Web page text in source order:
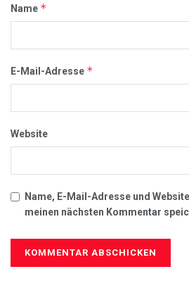
Name *
E-Mail-Adresse *
Website
Name, E-Mail-Adresse und
meinen nächsten Kommentar